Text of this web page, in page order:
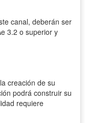
canal, deberán ser
3.2 o superior y
creación de su
podrá construir su
requiere